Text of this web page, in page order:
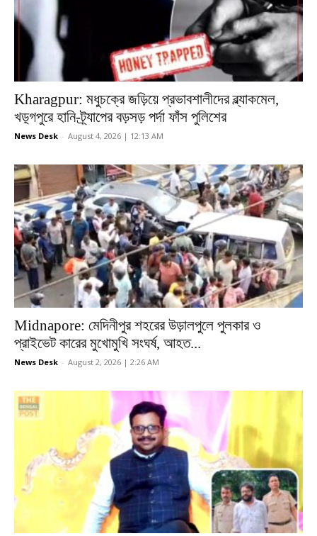
Kharagpur: মধুচক্রে জড়িয়ে প্রভাবশালীদের ব্ল্যাকমেল,
খড়্গপুরে হানি-ট্র্যাপের বড়সড় পর্দা ফাঁস পুলিশের
News Desk - August 4, 2026 | 12:13 AM
Midnapore: মেদিনীপুর শহরের উড়ালপুলে পুলকার ও
প্রাইভেট কারের মুখোমুখি সংঘর্ষ, আহত...
News Desk - August 2, 2026 | 2:26 AM